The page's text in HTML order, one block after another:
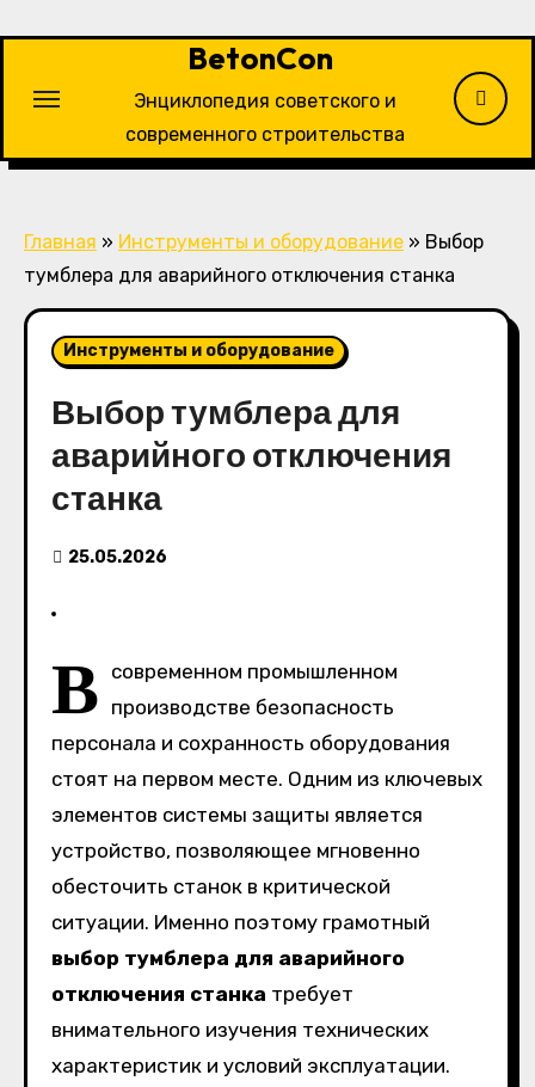
BetonCon
Энциклопедия советского и
современного строительства
Главная » Инструменты и оборудование » Выбор
тумблера для аварийного отключения станка
Инструменты и оборудование
Выбор тумблера для
аварийного отключения
станка
25.05.2026
В современном промышленном
производстве безопасность
персонала и сохранность оборудования
стоят на первом месте. Одним из ключевых
элементов системы защиты является
устройство, позволяющее мгновенно
обесточить станок в критической
ситуации. Именно поэтому грамотный
выбор тумблера для аварийного
отключения станка требует
внимательного изучения технических
характеристик и условий эксплуатации.